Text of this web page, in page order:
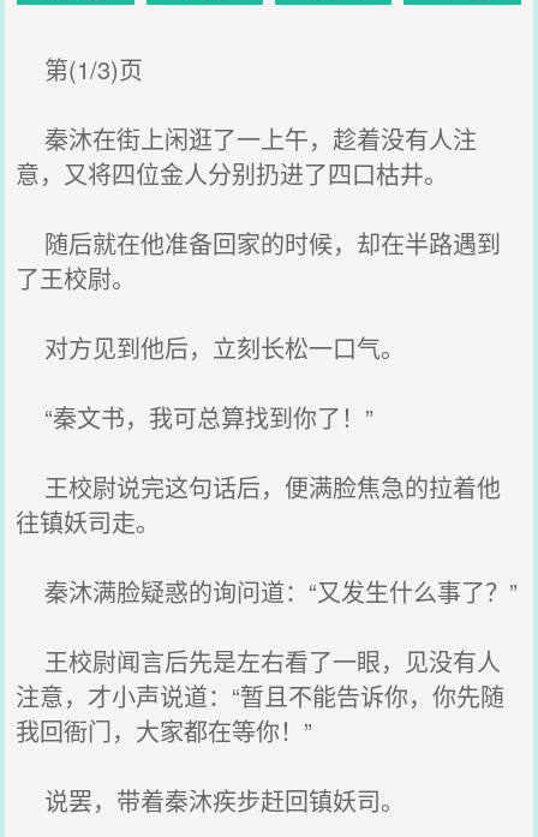
第(1/3)页
秦沐在街上闲逛了一上午，趁着没有人注
意，又将四位金人分别扔进了四口枯井。
随后就在他准备回家的时候，却在半路遇到
了王校尉。
对方见到他后，立刻长松一口气。
“秦文书，我可总算找到你了！”
王校尉说完这句话后，便满脸焦急的拉着他
往镇妖司走。
秦沐满脸疑惑的询问道：“又发生什么事了？”
王校尉闻言后先是左右看了一眼，见没有人
注意，才小声说道：“暂且不能告诉你，你先随
我回衙门，大家都在等你！”
说罢，带着秦沐疾步赶回镇妖司。